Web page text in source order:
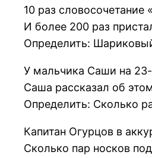
10 раз словосочетание
И более 200 раз
Определить:
У мальчика Саши на
Саша рассказал об
Определить: Сколько
Капитан Огурцов в
Сколько пар носков